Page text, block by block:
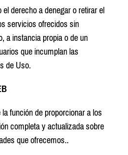
derecho a denegar o retirar el
servicios ofrecidos sin
a instancia propia o de un
que incumplan las
de Uso.
función de proporcionar a los
completa y actualizada sobre
que ofrecemos..